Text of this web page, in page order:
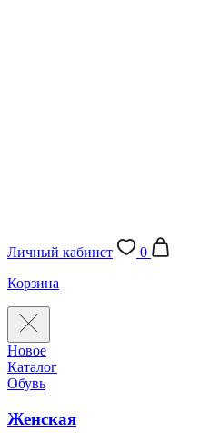
Личный кабинет
0
Корзина
Новое
Каталог
Обувь
Женская